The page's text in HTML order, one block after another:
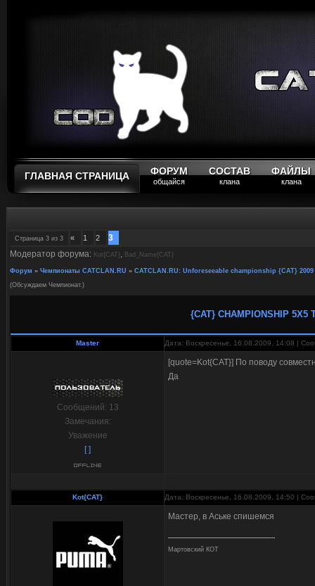
ГЛАВНАЯ СТРАНИЦА ФОРУМ
общайся
СОСТАВ
клана
ФАЙЛЫ
клана
Страница 3 из 3 « 1 2
3
Модератор форума: Kot{CAT}, Bad_Name{CAT}
Форум » Чемпионаты CATCLAN.RU » CATCLAN.RU: Unforeseeable championship {CAT} 2009
(Обсуждаем Чемпионат.)
{CAT} CHAMPIONSHIP
Master Дата: Воскресенье, 16.08.2009, 14:08 |
Сообщений: 13
Замечания:
Уважение
[ ]
[quote=Kot{CAT}] По поводу
Да
Kot{CAT} Дата: Воскресенье, 16.08.2009, 14:50 |
Мастер, в Аське спишемся
Мартовский КОТ